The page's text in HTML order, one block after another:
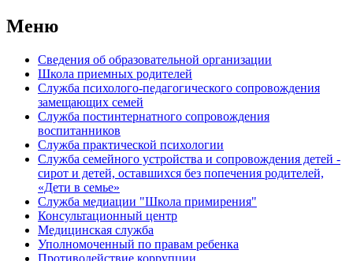
Меню
Сведения об образовательной организации
Школа приемных родителей
Служба психолого-педагогического сопровождения
замещающих семей
Cлужба постинтернатного сопровождения
воспитанников
Служба практической психологии
Служба семейного устройства и сопровождения детей -
сирот и детей, оставшихся без попечения родителей,
«Дети в семье»
Служба медиации "Школа примирения"
Консультационный центр
Медицинская служба
Уполномоченный по правам ребенка
Противодействие коррупции